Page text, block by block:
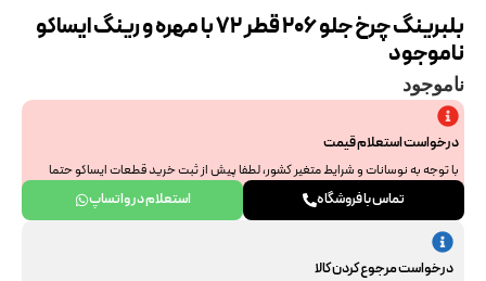
بلبرینگ چرخ جلو 206 قطر 72 با مهره و رینگ ایساکو
ناموجود
ناموجود
درخواست استعلام قیمت
با توجه به نوسانات و شرایط متغیر کشور، لطفا پیش از ثبت خرید قطعات ایساکو حتما
جهت استعلام نهایی با ما هماهنگ فرمایید. از همراهی و درک شما سپاسگزاریم.
تماس با فروشگاه استعلام در واتساپ
درخواست مرجوع کردن کالا